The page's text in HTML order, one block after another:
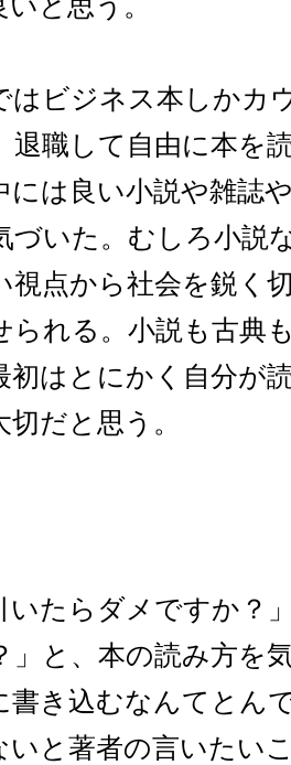
はビジネス本しかカ
退職して自由に本を
には良い小説や雑誌
づいた。むしろ小説
視点から社会を鋭く
られる。小説も古典
初はとにかく自分が
だと思う。
いたらダメですか？
」と、本の読み方を
書き込むなんてとん
いと著者の言いたい